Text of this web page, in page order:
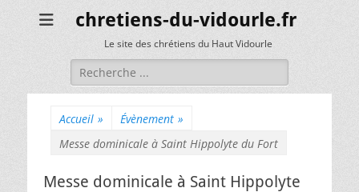
chretiens-du-vidourle.fr
Le site des chrétiens du Haut Vidourle
Rechercher :
Accueil » Évènement »
Messe dominicale à Saint Hippolyte du Fort
Messe dominicale à Saint Hippolyte